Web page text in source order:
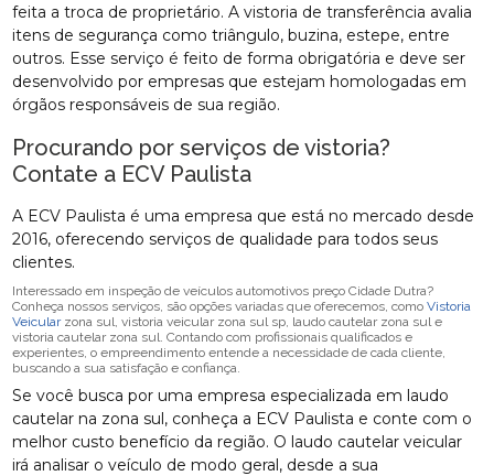
feita a troca de proprietário. A vistoria de transferência avalia
itens de segurança como triângulo, buzina, estepe, entre
outros. Esse serviço é feito de forma obrigatória e deve ser
desenvolvido por empresas que estejam homologadas em
órgãos responsáveis de sua região.
Procurando por serviços de vistoria?
Contate a ECV Paulista
A ECV Paulista é uma empresa que está no mercado desde
2016, oferecendo serviços de qualidade para todos seus
clientes.
Interessado em inspeção de veículos automotivos preço Cidade Dutra?
Conheça nossos serviços, são opções variadas que oferecemos, comoVistoria
Veicularzona sul, vistoria veicular zona sul sp, laudo cautelar zona sul e
vistoria cautelar zona sul. Contando com profissionais qualificados e
experientes, o empreendimento entende a necessidade de cada cliente,
buscando a sua satisfação e confiança.
Se você busca por uma empresa especializada em laudo
cautelar na zona sul, conheça a ECV Paulista e conte com o
melhor custo benefício da região. O laudo cautelar veicular
irá analisar o veículo de modo geral, desde a sua